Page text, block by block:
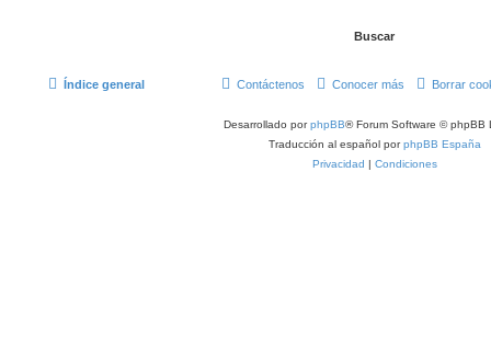
Índice general Borrar
Conocer más
Contáctenos
Desarrollado porphpBB® Forum Software © phpBB
Traducción al español porphpBB España
Privacidad | Condiciones